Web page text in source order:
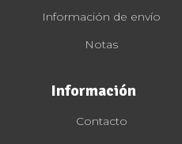
Información de envío
Notas
Información
Contacto